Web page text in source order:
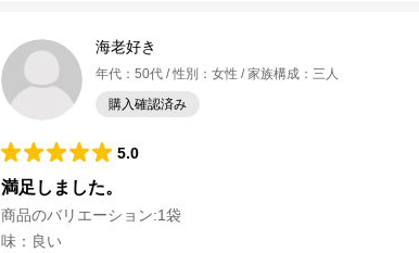
海老好き
年代 ： 50代 性別 ： 女性 家族構成 ： 三人
購入確認済み
5.0
満足しました。
商品のバリエーション:1袋
味 ： 良い